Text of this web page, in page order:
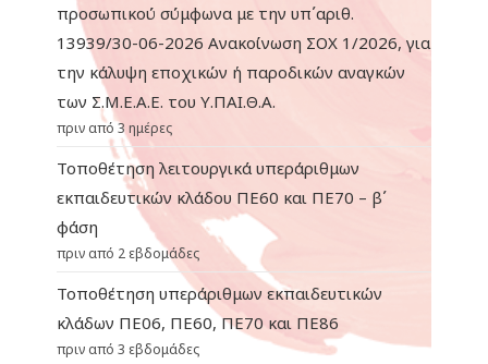
προσωπικού σύμφωνα με την υπ΄αριθ.
13939/30-06-2026 Ανακοίνωση ΣΟΧ 1/2026, για
την κάλυψη εποχικών ή παροδικών αναγκών
των Σ.Μ.Ε.Α.Ε. του Υ.ΠΑΙ.Θ.Α.
πριν από 3 ημέρες
Τοποθέτηση λειτουργικά υπεράριθμων
εκπαιδευτικών κλάδου ΠΕ60 και ΠΕ70 – β΄
φάση
πριν από 2 εβδομάδες
Τοποθέτηση υπεράριθμων εκπαιδευτικών
κλάδων ΠΕ06, ΠΕ60, ΠΕ70 και ΠΕ86
πριν από 3 εβδομάδες